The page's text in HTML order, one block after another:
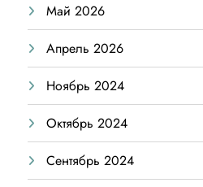
Май 2026
Апрель 2026
Ноябрь 2024
Октябрь 2024
Сентябрь 2024